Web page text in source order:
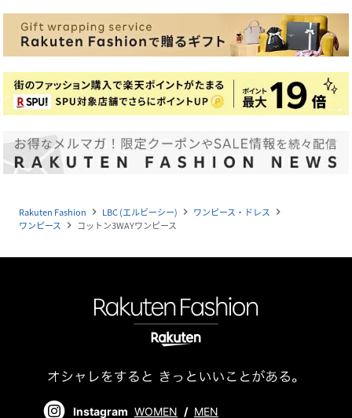
Rakuten Fashion navigate_next LBC (エルビーシー) navigate_next ワンピース・ドレス navigate_next
ワンピース navigate_next コットン3WAYワンピース
Instagram WOMEN / MEN